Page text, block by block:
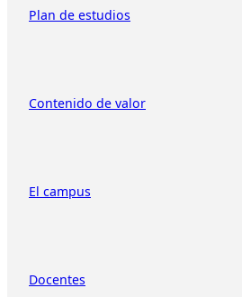
Plan de estudios
Contenido de valor
El campus
Docentes